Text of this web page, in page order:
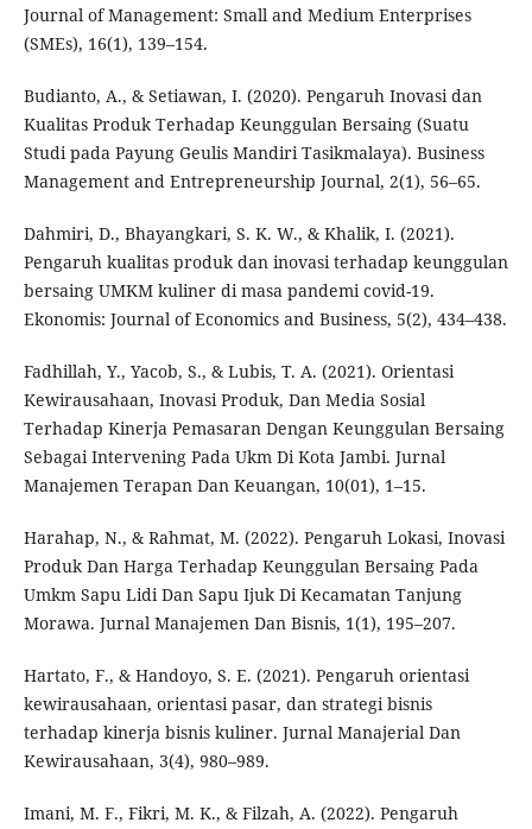
Journal of Management: Small and Medium Enterprises
(SMEs), 16(1), 139–154.
Budianto, A., & Setiawan, I. (2020). Pengaruh Inovasi dan
Kualitas Produk Terhadap Keunggulan Bersaing (Suatu
Studi pada Payung Geulis Mandiri Tasikmalaya). Business
Management and Entrepreneurship Journal, 2(1), 56–65.
Dahmiri, D., Bhayangkari, S. K. W., & Khalik, I. (2021).
Pengaruh kualitas produk dan inovasi terhadap keunggulan
bersaing UMKM kuliner di masa pandemi covid-19.
Ekonomis: Journal of Economics and Business, 5(2), 434–438.
Fadhillah, Y., Yacob, S., & Lubis, T. A. (2021). Orientasi
Kewirausahaan, Inovasi Produk, Dan Media Sosial
Terhadap Kinerja Pemasaran Dengan Keunggulan Bersaing
Sebagai Intervening Pada Ukm Di Kota Jambi. Jurnal
Manajemen Terapan Dan Keuangan, 10(01), 1–15.
Harahap, N., & Rahmat, M. (2022). Pengaruh Lokasi, Inovasi
Produk Dan Harga Terhadap Keunggulan Bersaing Pada
Umkm Sapu Lidi Dan Sapu Ijuk Di Kecamatan Tanjung
Morawa. Jurnal Manajemen Dan Bisnis, 1(1), 195–207.
Hartato, F., & Handoyo, S. E. (2021). Pengaruh orientasi
kewirausahaan, orientasi pasar, dan strategi bisnis
terhadap kinerja bisnis kuliner. Jurnal Manajerial Dan
Kewirausahaan, 3(4), 980–989.
Imani, M. F., Fikri, M. K., & Filzah, A. (2022). Pengaruh